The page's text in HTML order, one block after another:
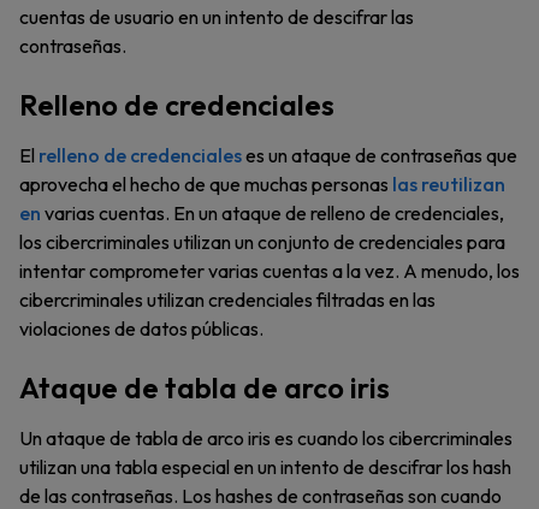
cuentas de usuario en un intento de descifrar las
contraseñas.
Relleno de credenciales
El relleno de credencialeses un ataque de contraseñas que
aprovecha el hecho de que muchas personas las reutilizan
en varias cuentas. En un ataque de relleno de credenciales,
los cibercriminales utilizan un conjunto de credenciales para
intentar comprometer varias cuentas a la vez. A menudo, los
cibercriminales utilizan credenciales filtradas en las
violaciones de datos públicas.
Ataque de tabla de arco iris
Un ataque de tabla de arco iris es cuando los cibercriminales
utilizan una tabla especial en un intento de descifrar los hash
de las contraseñas. Los hashes de contraseñas son cuando